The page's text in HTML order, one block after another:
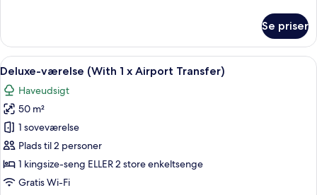
værelse
(Alaya
Room)
Se priser
Indlæs
alle
billeder
af
Deluxe-
værelse
(With
1
Et hotelværelse med seng,
6
Deluxe-værelse (With 1 x Airport Transfer)
Haveudsigt
50 m²
1 soveværelse
Plads til 2 personer
1 kingsize-seng ELLER 2 store enkeltsenge
Gratis Wi-Fi